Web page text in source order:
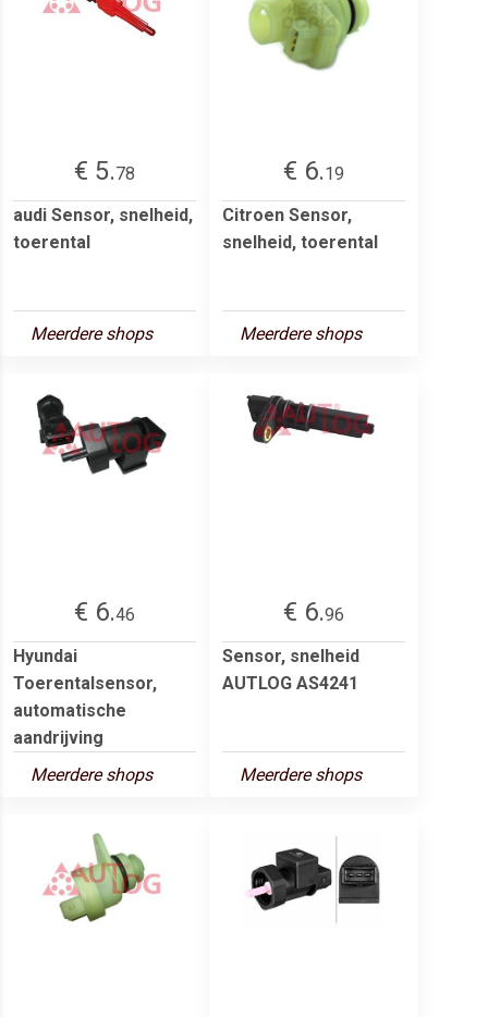
€ 5.78
audi Sensor, snelheid,
toerental
Meerdere shops
€ 6.19
Citroen Sensor,
snelheid, toerental
Meerdere shops
€ 6.46
Hyundai
Toerentalsensor,
automatische
aandrijving
Meerdere shops
€ 6.96
Sensor, snelheid
AUTLOG AS4241
Meerdere shops